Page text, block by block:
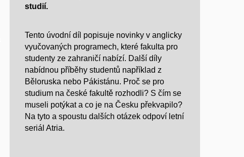
studií.
Tento úvodní díl popisuje novinky v anglicky
vyučovaných programech, které fakulta pro
studenty ze zahraničí nabízí. Další díly
nabídnou příběhy studentů například z
Běloruska nebo Pákistánu. Proč se pro
studium na české fakultě rozhodli? S čím se
museli potýkat a co je na Česku překvapilo?
Na tyto a spoustu dalších otázek odpoví letní
seriál Atria.